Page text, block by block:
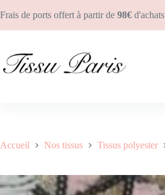
BROCART COUTURE 5
29.90€
Frais de ports offert à partir de 98€ d'achats
Accueil Nos tissus Tissus polyester